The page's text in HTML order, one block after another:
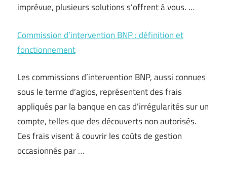
imprévue, plusieurs solutions s’offrent à vous. …
Commission d’intervention BNP : définition et
fonctionnement
Les commissions d’intervention BNP, aussi connues
sous le terme d’agios, représentent des frais
appliqués par la banque en cas d’irrégularités sur un
compte, telles que des découverts non autorisés.
Ces frais visent à couvrir les coûts de gestion
occasionnés par …